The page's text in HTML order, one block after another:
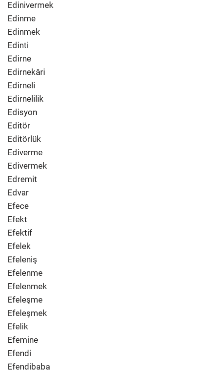
Edinivermek
Edinme
Edinmek
Edinti
Edirne
Edirnekâri
Edirneli
Edirnelilik
Edisyon
Editör
Editörlük
Ediverme
Edivermek
Edremit
Edvar
Efece
Efekt
Efektif
Efelek
Efeleniş
Efelenme
Efelenmek
Efeleşme
Efeleşmek
Efelik
Efemine
Efendi
Efendibaba